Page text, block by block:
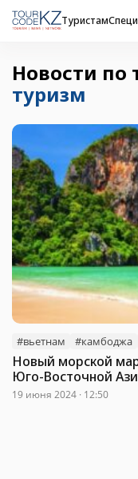
Туристам
Новости по
туризм
#вьетнам #камбоджа
Новый морской
Юго-Восточной
19 июня 2024 · 12:50